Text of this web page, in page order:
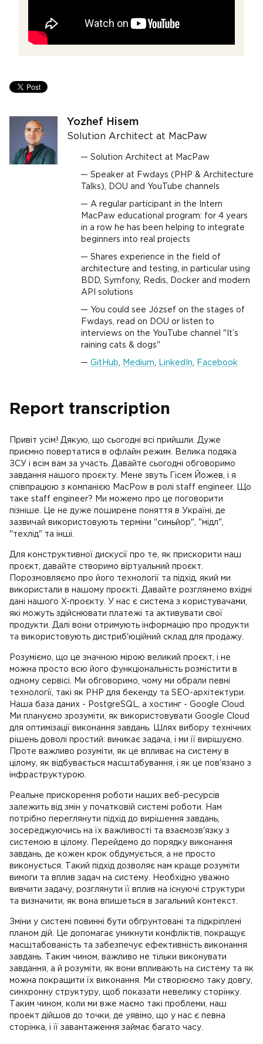
Yozhef Hisem
Solution Architect at MacPaw
Solution Architect at MacPaw
Speaker at Fwdays (PHP & Architecture
Talks), DOU and YouTube channels
A regular participant in the Intern
MacPaw educational program: for 4 years
in a row he has been helping to integrate
beginners into real projects
Shares experience in the field of
architecture and testing, in particular using
BDD, Symfony, Redis, Docker and modern
API solutions
You could see József on the stages of
Fwdays, read on DOU or listen to
interviews on the YouTube channel "It’s
raining cats & dogs"
GitHub Medium LinkedIn Facebook
Report transcription
Привіт усім! Дякую, що сьогодні всі прийшли. Дуже
приємно повертатися в офлайн режим. Велика подяка
ЗСУ і всім вам за участь. Давайте сьогодні обговоримо
завдання нашого проєкту. Мене звуть Гісем Йожев, і я
співпрацюю з компанією МаcРоw в ролі staff engineer. Що
таке staff engineer? Ми можемо про це поговорити
пізніше. Це не дуже поширене поняття в Україні, де
зазвичай використовують терміни "синьйор", "мідл",
"техлід" та інші.
Для конструктивної дискусії про те, як прискорити наш
проєкт, давайте створимо віртуальний проєкт.
Порозмовляємо про його технології та підхід, який ми
використали в нашому проєкті. Давайте розглянемо вхідні
дані нашого X-проєкту. У нас є система з користувачами,
які можуть здійснювати платежі та активувати свої
продукти. Далі вони отримують інформацію про продукти
та використовують дистриб'юційний склад для продажу.
Розуміємо, що це значною мірою великий проєкт, і не
можна просто всю його функціональність розмістити в
одному сервісі. Ми обговоримо, чому ми обрали певні
технології, такі як PHP для бекенду та SEO-архітектури.
Наша база даних - PostgreSQL, а хостинг - Google Cloud.
Ми плануємо зрозуміти, як використовувати Google Cloud
для оптимізації виконання завдань. Шлях вибору технічних
рішень доволі простий: виникає задача, і ми її вирішуємо.
Проте важливо розуміти, як це впливає на систему в
цілому, як відбувається масштабування, і як це пов'язано з
інфраструктурою.
Реальне прискорення роботи наших веб-ресурсів
залежить від змін у початковій системі роботи. Нам
потрібно переглянути підхід до вирішення завдань,
зосереджуючись на їх важливості та взаємозв'язку з
системою в цілому. Перейдемо до порядку виконання
завдань, де кожен крок обдумується, а не просто
виконується. Такий підхід дозволяє нам краще розуміти
вимоги та вплив задач на систему. Необхідно уважно
вивчити задачу, розглянути її вплив на існуючі структури
та визначити, як вона впишеться в загальний контекст.
Зміни у системі повинні бути обгрунтовані та підкріплені
планом дій. Це допомагає уникнути конфліктів, покращує
масштабованість та забезпечує ефективність виконання
завдань. Таким чином, важливо не тільки виконувати
завдання, а й розуміти, як вони впливають на систему та як
можна покращити їх виконання. Ми створюємо таку довгу,
синхронну структуру, щоб показати невелику сторінку.
Таким чином, коли ми вже маємо такі проблеми, наш
проект дійшов до точки, де уявімо, що у нас є певна
сторінка, і її завантаження займає багато часу.